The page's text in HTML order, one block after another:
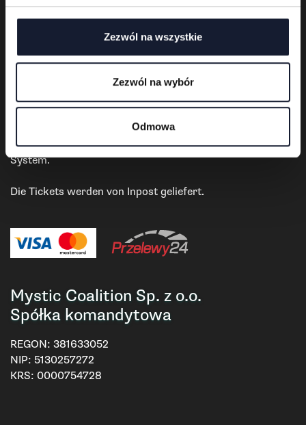
Zezwól na wszystkie
Zezwól na wybór
Odmowa
Zahlung und Lieferung
Zahlungen im Geschäft erfolgen über das Przelewy24-
System.
Die Tickets werden von Inpost geliefert.
Mystic Coalition Sp. z o.o.
Spółka komandytowa
REGON: 381633052
NIP: 5130257272
KRS: 0000754728